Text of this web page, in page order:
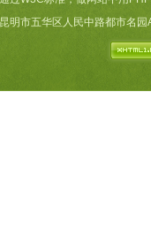
明市五华区人民中路都市名